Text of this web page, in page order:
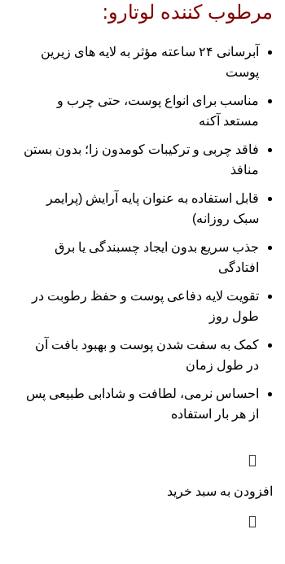
مرطوب کننده لوتارو:
آبرسانی ۲۴ ساعته مؤثر به لایه‌ های زیرین
پوست
مناسب برای انواع پوست، حتی چرب و
مستعد آکنه
فاقد چربی و ترکیبات کومدون‌ زا؛ بدون بستن
منافذ
قابل استفاده به عنوان پایه آرایش (پرایمر
سبک روزانه)
جذب سریع بدون ایجاد چسبندگی یا برق
افتادگی
تقویت لایه دفاعی پوست و حفظ رطوبت در
طول روز
کمک به سفت شدن پوست و بهبود بافت آن
در طول زمان
احساس نرمی، لطافت و شادابی طبیعی پس
از هر بار استفاده
افزودن به سبد خرید